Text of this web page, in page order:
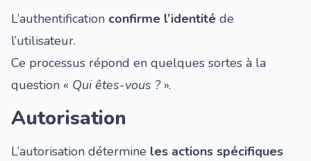
L’authentification confirme l’identité de
l’utilisateur.
Ce processus répond en quelques sortes à la
question « Qui êtes-vous ?».
Autorisation
L’autorisation détermine les actions spécifiques